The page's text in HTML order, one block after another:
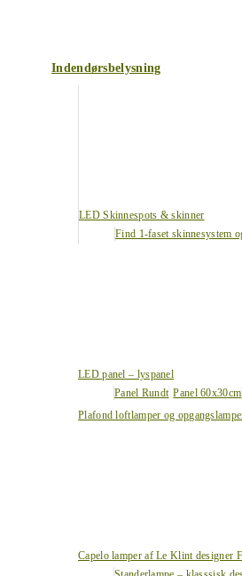
Indendørsbelysning
LED Skinnespots & skinner
Find 1-faset skinnesystem
LED panel – lyspanel
Panel Rundt Panel 60x30cm
Plafond loftlamper og
Capelo lamper af Le Klint designer